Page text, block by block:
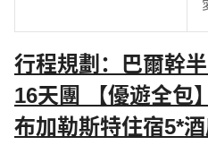
行程規劃：巴爾幹
16天團 【優遊全包
布加勒斯特住宿5*